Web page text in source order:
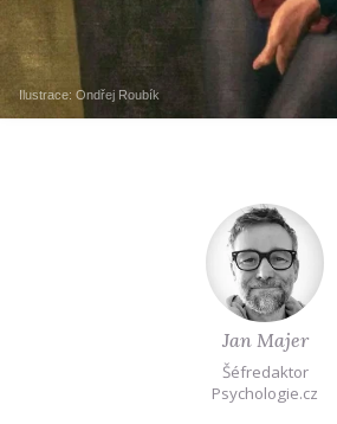
Ilustrace: Ondřej Roubík
Jan Majer
Šéfredaktor
Psychologie.cz